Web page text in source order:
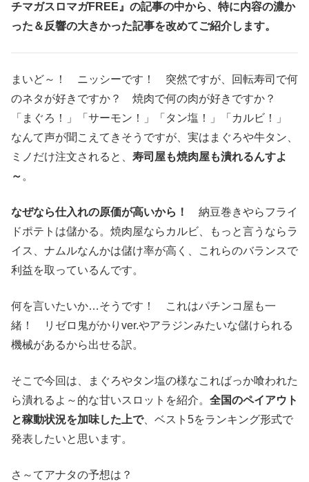
チマガスロマガFREE』の記事の中から、特に内容の濃か
った＆反響の大きかった記事を改めてご紹介します。
まいど～！ ニッシーです！ 突然ですが、回転寿司で何
のネタが好きですか？ 焼肉で何の肉が好きですか？
「まぐろ！」「サーモン！」「タン塩！」「カルビ！」
なんて声が聞こえてきそうですが、実はまぐろや牛タン、
ミノだけ注文されると、 寿司屋も焼肉屋も潰れるんすよ
～ 。
なぜなら仕入れの原価が高いから！
納豆巻きやらフライ
ドポテトは儲かる。焼肉屋ならカルビ、もっと言うならラ
イス、ナムルなんかは儲け率が高く、これらのバランスで
利益を取っているんです。
何を言いたいか…そうです！ これはパチンコ屋も一
緒！ リゼロ鬼がかりver.やアラジンみたいな儲けられる
機械があるから出せる訳。
そこで今回は、まぐろやタン塩の様なこればっか喰われた
ら潰れるよ～的な甘いスロットを紹介。 全国のペイアウト
と稼動状況を加味した上で、ベスト5をランキング形式で
発表したいと思います。
さ～てアナタの予想は？